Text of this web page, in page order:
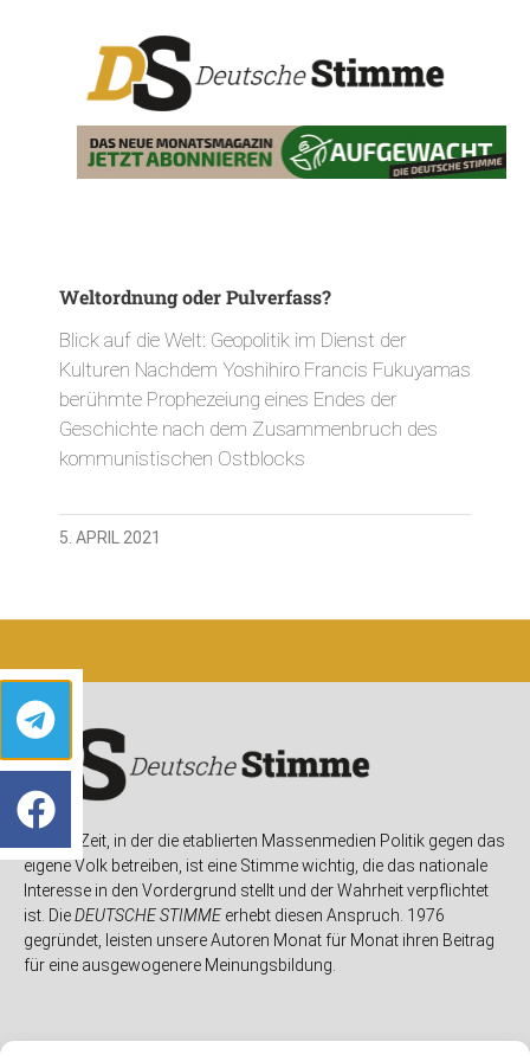
Weltordnung oder Pulverfass?
Blick auf die Welt: Geopolitik im Dienst der
Kulturen Nachdem Yoshihiro Francis Fukuyamas
berühmte Prophezeiung eines Endes der
Geschichte nach dem Zusammenbruch des
kommunistischen Ostblocks
5. APRIL 2021
In einer Zeit, in der die etablierten Massenmedien Politik gegen das
eigene Volk betreiben, ist eine Stimme wichtig, die das nationale
Interesse in den Vordergrund stellt und der Wahrheit verpflichtet
ist. DieDEUTSCHE STIMMEerhebt diesen Anspruch. 1976
gegründet, leisten unsere Autoren Monat für Monat ihren Beitrag
für eine ausgewogenere Meinungsbildung.